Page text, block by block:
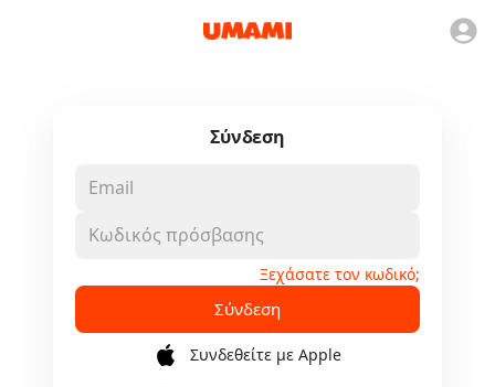
Σύνδεση
Ξεχάσατε τον κωδικό;
Σύνδεση
Συνδεθείτε με Apple